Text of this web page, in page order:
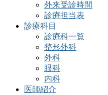
外来受診時間
診療担当表
診療科目
診療科一覧
整形外科
外科
眼科
内科
医師紹介